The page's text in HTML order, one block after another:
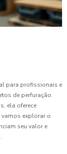
para profissionais e
de perfuração.
ela oferece
explorar o
seu valor e